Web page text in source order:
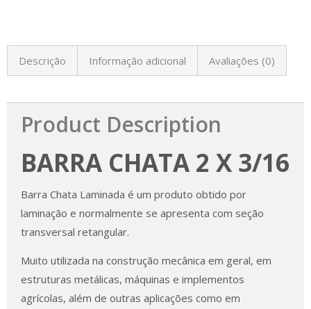
Descrição Informação adicional Avaliações (0)
Product Description
BARRA CHATA 2 X 3/16
Barra Chata Laminada é um produto obtido por
laminação e normalmente se apresenta com seção
transversal retangular.
Muito utilizada na construção mecânica em geral, em
estruturas metálicas, máquinas e implementos
agrícolas, além de outras aplicações como em